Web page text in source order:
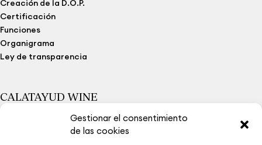
Gestionar el consentimiento
de las cookies
Creación de la D.O.P.
Certificación
Funciones
Organigrama
Ley de transparencia
CALATAYUD WINE